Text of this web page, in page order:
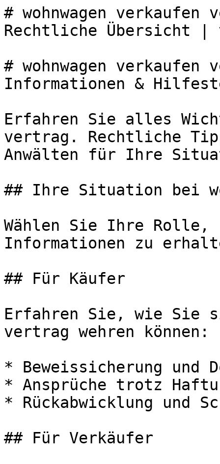
# wohnwagen
Rechtliche Übersicht |
# wohnwagen
Informationen &
Erfahren Sie alles
vertrag. Rechtliche
Anwälten für Ihre
## Ihre Situation bei
Wählen Sie Ihre Rolle,
Informationen zu
## Für Käufer
Erfahren Sie, wie Sie
vertrag wehren können:
* Beweissicherung und
* Ansprüche trotz
* Rückabwicklung und
## Für Verkäufer